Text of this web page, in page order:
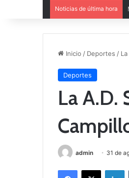
Noticias de última hora
Inicio / Deportes /
Deportes
La A.D.
admin 31 de